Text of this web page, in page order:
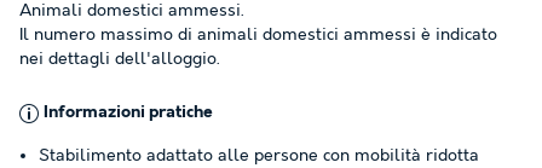
Animali domestici ammessi.
Il numero massimo di animali domestici ammessi è indicato
nei dettagli dell'alloggio.
Informazioni pratiche
Stabilimento adattato alle persone con mobilità ridotta